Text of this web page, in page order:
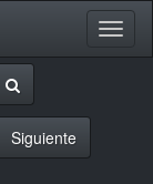
Siguiente